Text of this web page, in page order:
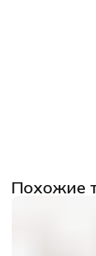
Похожие